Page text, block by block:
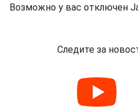
Возможно у вас отключен
Следите за